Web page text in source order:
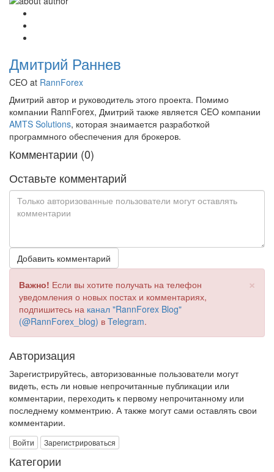
Дмитрий Раннев
CEO at RannForex
Дмитрий автор и руководитель этого проекта. Помимо
компании RannForex, Дмитрий также является CEO компании
AMTS Solutions, которая знаимается разработкой
программного обеспечения для брокеров.
Комментарии (0)
Оставьте комментарий
Добавить комментарий
×
Важно! Если вы хотите получать на телефон
уведомления о новых постах и комментариях,
подпишитесь на канал "RannForex Blog"
(@RannForex_blog) в Telegram.
Авторизация
Зарегистрируйтесь, авторизованные пользователи могут
видеть, есть ли новые непрочитанные публикации или
комментарии, переходить к первому непрочитанному или
последнему комментрию. А также могут сами оставлять свои
комментарии.
Войти Зарегистрироваться
Категории